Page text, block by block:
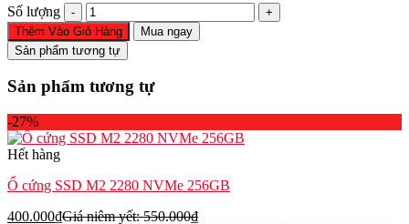
Số lượng
Chân
đệm
cao
su
ThinkPad
Gen
X13
Thêm Vào Giỏ Hàng
Mua ngay
Sản phẩm tương tự
Sản phẩm tương tự
-27%
Hết hàng
Ổ cứng SSD M2 2280 NVMe 256GB
400.000₫Giá niêm yết:550.000₫